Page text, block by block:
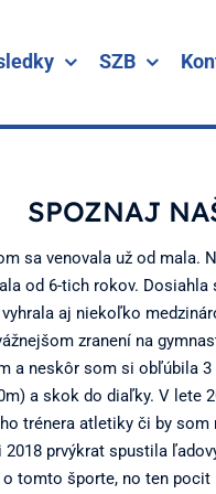
SZB
SPOZNAJ
sa venovala už od mala.
od 6-tich rokov.
aj niekoľko
zranení na
a neskôr som si obľúbila
a skok do diaľky. V lete
trénera atletiky či by
2018 prvýkrat spustila
o tomto športe, no ten